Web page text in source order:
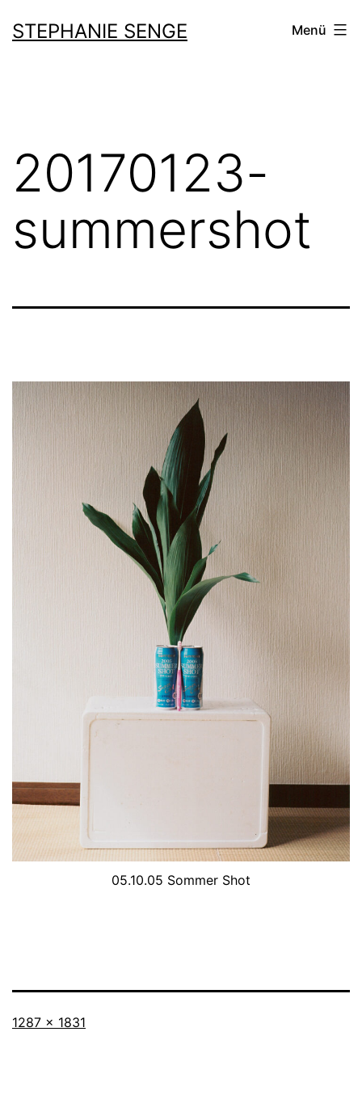
Inhalt
STEPHANIE SENGE Menü
20170123-
summershot
05.10.05 Sommer Shot
Vollständige
1287 × 1831